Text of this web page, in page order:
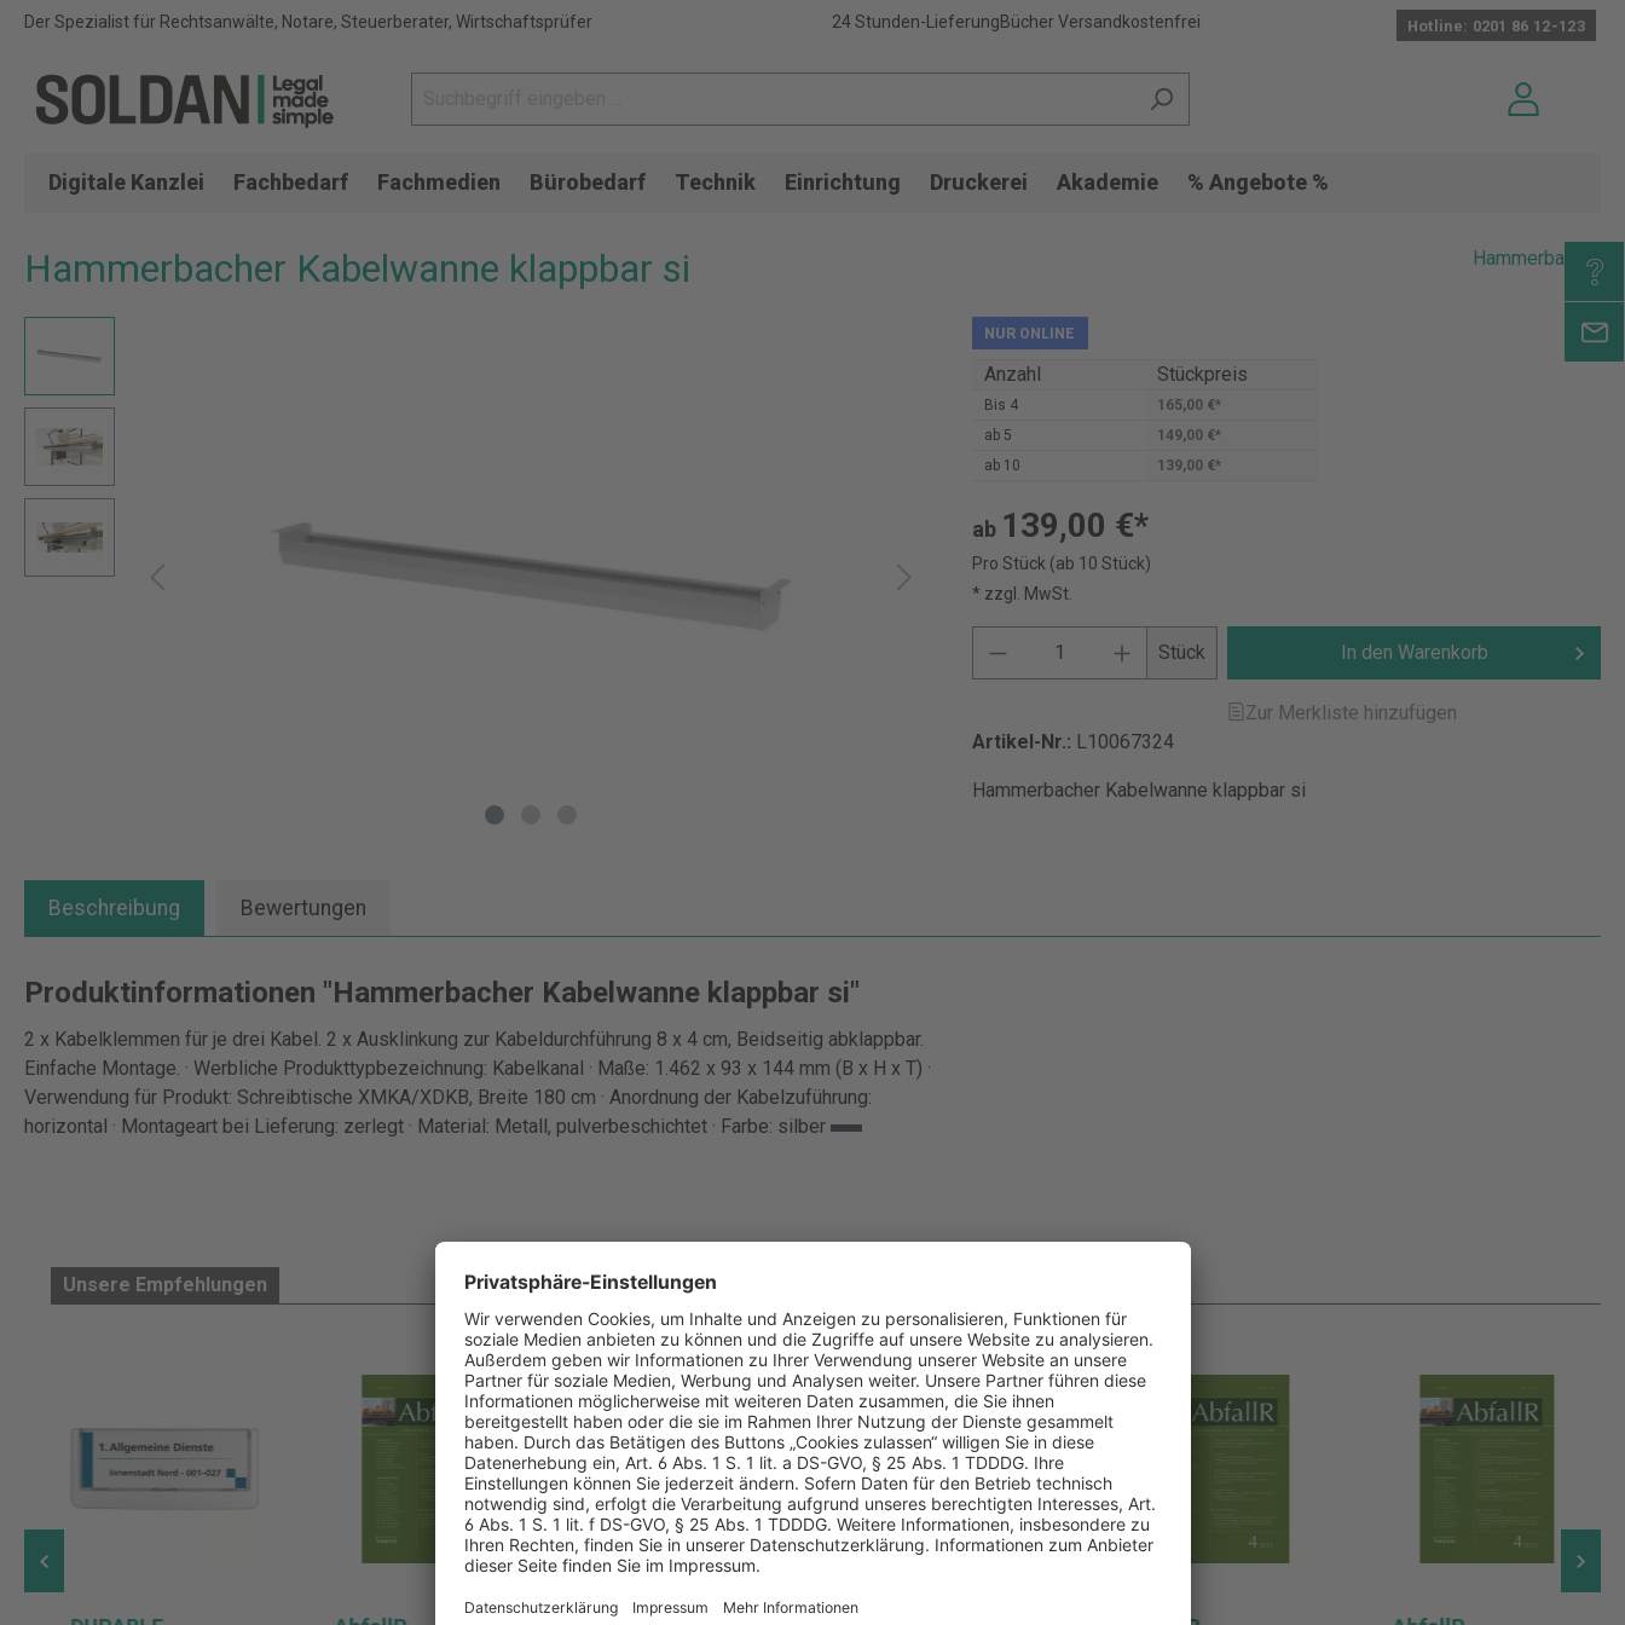
Der Spezialist für Rechtsanwälte, Notare, Steuerberater, Wirtschaftsprüfer 24 Stunden-LieferungBücher Versandkostenfrei Hotline: 0201 86 12-123
Digitale Kanzlei Fachbedarf Fachmedien Bürobedarf Technik Einrichtung Druckerei Akademie % Angebote %
Hammerbacher Kabelwanne klappbar si Hammerbacher
NUR ONLINE
Anzahl Stückpreis
Bis 4
165,00 €*
ab 5
149,00 €*
ab 10 139,00 €*
ab 139,00 €*
Pro Stück (ab 10 Stück)
* zzgl. MwSt.
Stück In den Warenkorb
Zur Merkliste hinzufügen
Artikel-Nr.: L10067324
Hammerbacher Kabelwanne klappbar si
Beschreibung Bewertungen
Produktinformationen "Hammerbacher Kabelwanne klappbar si"
2 x Kabelklemmen für je drei Kabel. 2 x Ausklinkung zur Kabeldurchführung 8 x 4 cm, Beidseitig abklappbar.
Einfache Montage. · Werbliche Produkttypbezeichnung: Kabelkanal · Maße: 1.462 x 93 x 144 mm (B x H x T) ·
Verwendung für Produkt: Schreibtische XMKA/XDKB, Breite 180 cm · Anordnung der Kabelzuführung:
horizontal · Montageart bei Lieferung: zerlegt · Material: Metall, pulverbeschichtet · Farbe: silber
Unsere Empfehlungen